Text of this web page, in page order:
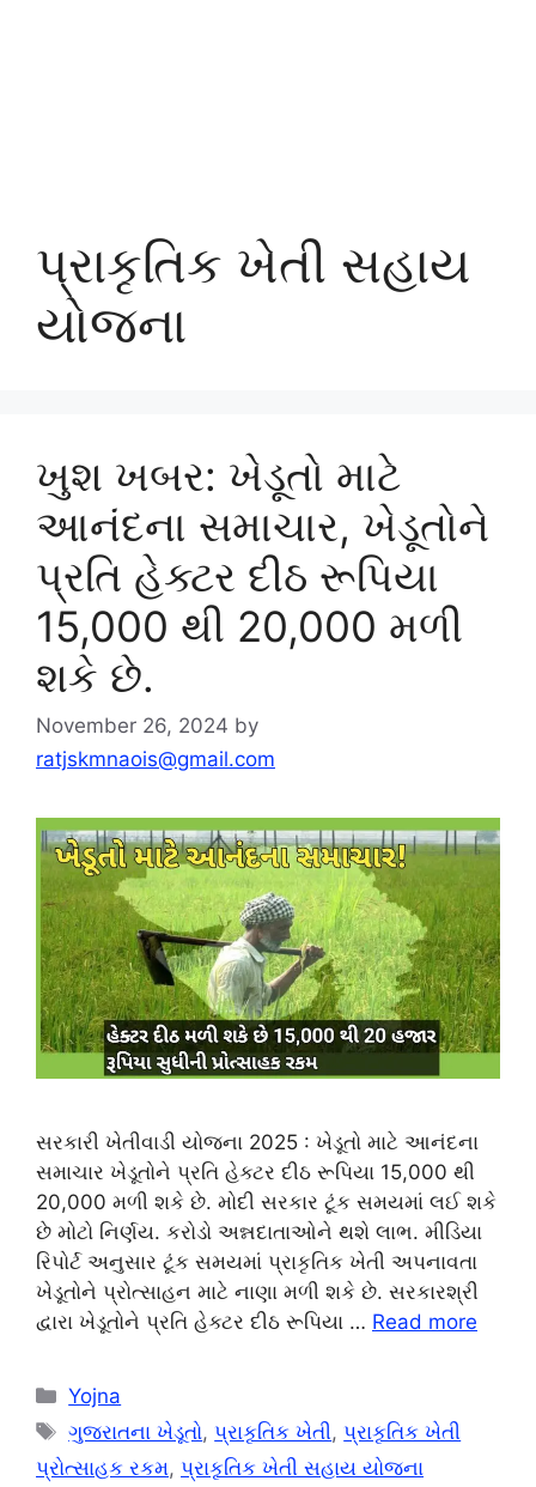
પ્રાકૃતિક ખેતી સહાય
યોજના
ખુશ ખબર: ખેડૂતો માટે
આનંદના સમાચાર, ખેડૂતોને
પ્રતિ હેક્ટર દીઠ રૂપિયા
15,000 થી 20,000 મળી
શકે છે.
November 26, 2024 by
ratjskmnaois@gmail.com
સરકારી ખેતીવાડી યોજના 2025 : ખેડૂતો માટે આનંદના
સમાચાર ખેડૂતોને પ્રતિ હેક્ટર દીઠ રૂપિયા 15,000 થી
20,000 મળી શકે છે. મોદી સરકાર ટૂંક સમયમાં લઈ શકે
છે મોટો નિર્ણય. કરોડો અન્નદાતાઓને થશે લાભ. મીડિયા
રિપોર્ટ અનુસાર ટૂંક સમયમાં પ્રાકૃતિક ખેતી અપનાવતા
ખેડૂતોને પ્રોત્સાહન માટે નાણા મળી શકે છે. સરકારશ્રી
દ્વારા ખેડૂતોને પ્રતિ હેક્ટર દીઠ રૂપિયા … Read more
Categories
Yojna
Tags
ગુજરાતના ખેડૂતો,પ્રાકૃતિક ખેતી,પ્રાકૃતિક ખેતી
પ્રોત્સાહક રકમ, પ્રાકૃતિક ખેતી સહાય યોજના